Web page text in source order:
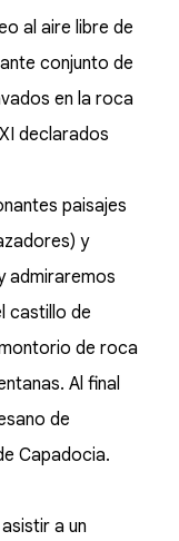
al aire libre de
conjunto de
en la roca
declarados
paisajes
y
admiraremos
castillo de
de roca
Al final
de
Capadocia.
a un